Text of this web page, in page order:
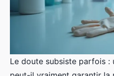
Le doute subsiste parfois :